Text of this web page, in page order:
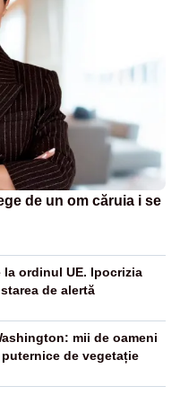
de un om căruia i se
ordinul UE. Ipocrizia
de alertă
mii de oameni
de vegetație